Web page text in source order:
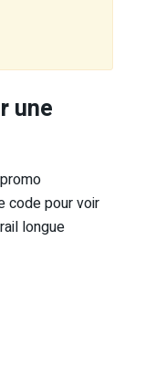
une
code pour voir
longue